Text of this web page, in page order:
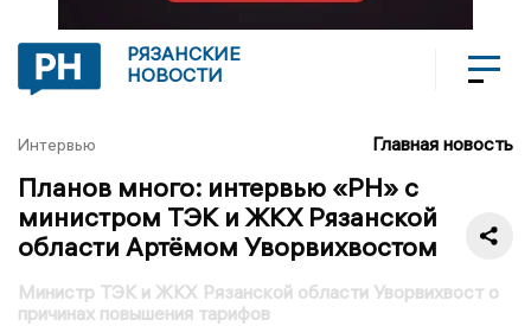
РЯЗАНСКИЕ
НОВОСТИ
Интервью Главная новость
Планов много: интервью «РН» с
министром ТЭК и ЖКХ Рязанской
области Артёмом Уворвихвостом
Министр ТЭК и ЖКХ Рязанской области Уворвихвост о
причинах повышения тарифов